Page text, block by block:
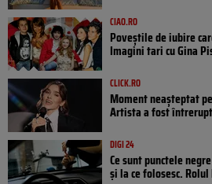
CIAO.RO
Poveştile de iubire
Imagini tari cu Gina
CLICK.RO
Moment neașteptat
Artista a fost
DIGI 24
Ce sunt punctele
și la ce folosesc.